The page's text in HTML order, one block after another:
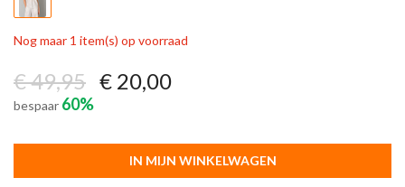
Nog maar 1 item(s) op voorraad
€ 49,95 € 20,00
bespaar 60%
IN MIJN WINKELWAGEN